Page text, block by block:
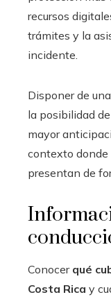
recursos
trámites y la
incidente.
Disponer de
la posibilidad
mayor
contexto donde
presentan de
Conocer qué
Costa Rica y